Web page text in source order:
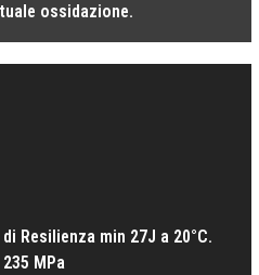
ossidazione.
Resilienza min 27J a 20°C.
235 MPa